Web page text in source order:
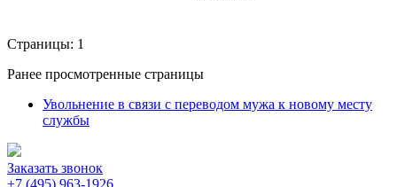
Страницы: 1
Ранее просмотренные страницы
Увольнение в связи с переводом мужа к новому месту
службы
Заказать звонок
+7 (495) 963-1926